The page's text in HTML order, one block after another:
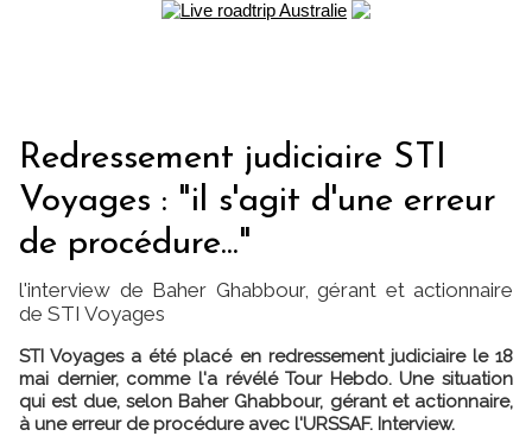
Redressement judiciaire STI
Voyages : "il s'agit d'une erreur
de procédure..."
l'interview de Baher Ghabbour, gérant et actionnaire
de STI Voyages
STI Voyages a été placé en redressement judiciaire le 18
mai dernier, comme l'a révélé Tour Hebdo. Une situation
qui est due, selon Baher Ghabbour, gérant et actionnaire,
à une erreur de procédure avec l'URSSAF. Interview.